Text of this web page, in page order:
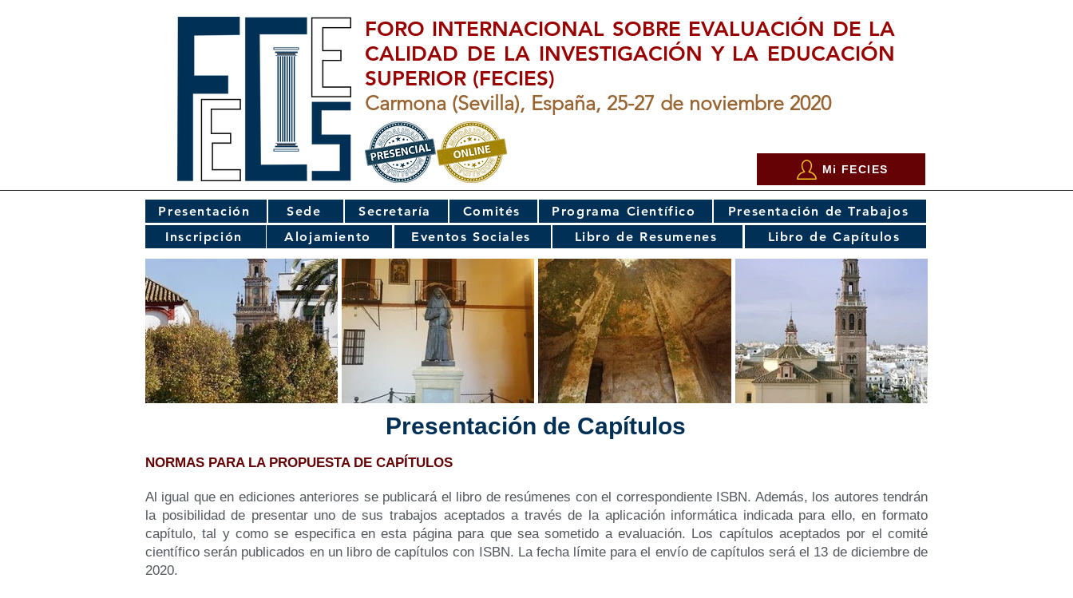
FORO INTERNACIONAL SOBRE EVALUACIÓN DE LA
CALIDAD DE LA INVESTIGACIÓN Y LA EDUCACIÓN
SUPERIOR (FECIES)
Carmona (Sevilla), España, 25-27 de noviembre 2020
Mi FECIES
Presentación Sede Secretaría Comités Programa Científico
Presentación de Trabajos
Inscripción
Alojamiento Eventos Sociales Libro de Resumenes Libro de Capítulos
Presentación de Capítulos
NORMAS PARA LA PROPUESTA DE CAPÍTULOS
Al igual que en ediciones anteriores se publicará el libro de resúmenes con el correspondiente ISBN. Además, los autores tendrán
la posibilidad de presentar uno de sus trabajos aceptados a través de la aplicación informática indicada para ello, en formato
capítulo, tal y como se especifica en esta página para que sea sometido a evaluación. Los capítulos aceptados por el comité
científico serán publicados en un libro de capítulos con ISBN. La fecha límite para el envío de capítulos será el 13 de diciembre de
2020.